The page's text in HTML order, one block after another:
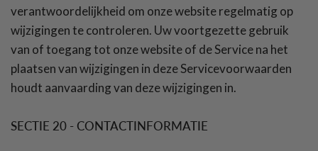
verantwoordelijkheid om onze website regelmatig op
wijzigingen te controleren. Uw voortgezette gebruik
van of toegang tot onze website of de Service na het
plaatsen van wijzigingen in deze Servicevoorwaarden
houdt aanvaarding van deze wijzigingen in.
SECTIE 20 - CONTACTINFORMATIE